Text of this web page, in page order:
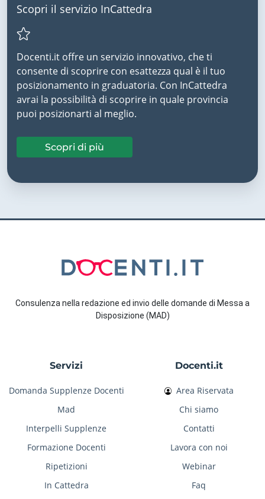
Scopri il servizio InCattedra
Docenti.it offre un servizio innovativo, che ti
consente di scoprire con esattezza qual è il tuo
posizionamento in graduatoria. Con InCattedra
avrai la possibilità di scoprire in quale provincia
puoi posizionarti al meglio.
Scopri di più
Consulenza nella redazione ed invio delle domande di Messa a
Disposizione (MAD)
Servizi
Domanda Supplenze Docenti
Mad
Interpelli Supplenze
Formazione Docenti
Ripetizioni
In Cattedra
Docenti.it
Area Riservata
Chi siamo
Contatti
Lavora con noi
Webinar
Faq